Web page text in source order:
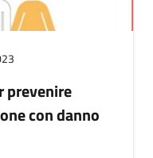
prevenire
con danno